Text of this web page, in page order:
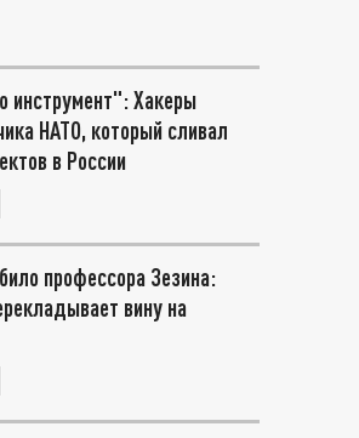
инструмент": Хакеры
НАТО, который сливал
в России
профессора Зезина:
вину на